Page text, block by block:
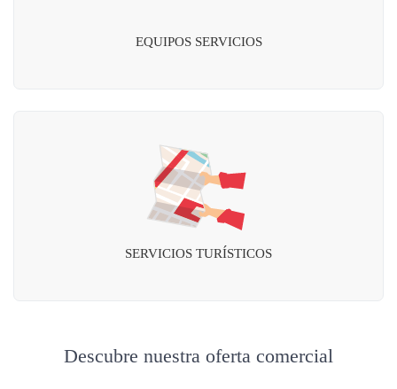
EQUIPOS SERVICIOS
SERVICIOS TURÍSTICOS
Descubre nuestra oferta comercial